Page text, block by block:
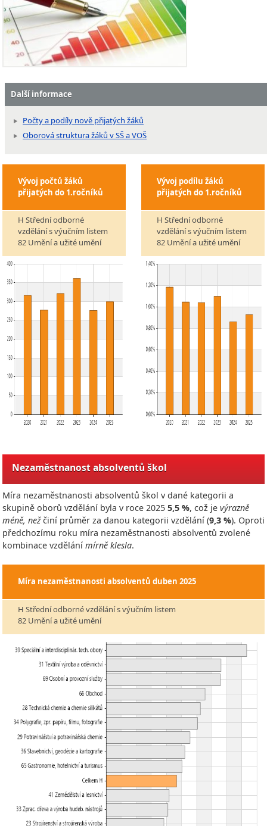
Další informace
Počty a podíly nově přijatých žáků
Oborová struktura žáků v SŠ a VOŠ
Vývoj počtů žáků
přijatých do 1.ročníků
H Střední odborné
vzdělání s výučním listem
82 Umění a užité umění
Vývoj podílu žáků
přijatých do 1.ročníků
H Střední odborné
vzdělání s výučním listem
82 Umění a užité umění
Nezaměstnanost absolventů škol
Míra nezaměstnanosti absolventů škol v dané kategorii a
skupině oborů vzdělání byla v roce 2025 5,5 %, což je výrazně
méně, nežčiní průměr za danou kategorii vzdělání (9,3 %). Oproti
předchozímu roku míra nezaměstnanosti absolventů zvolené
kombinace vzdělání mírně klesla.
Míra nezaměstnanosti absolventů duben 2025
H Střední odborné vzdělání s výučním listem
82 Umění a užité umění